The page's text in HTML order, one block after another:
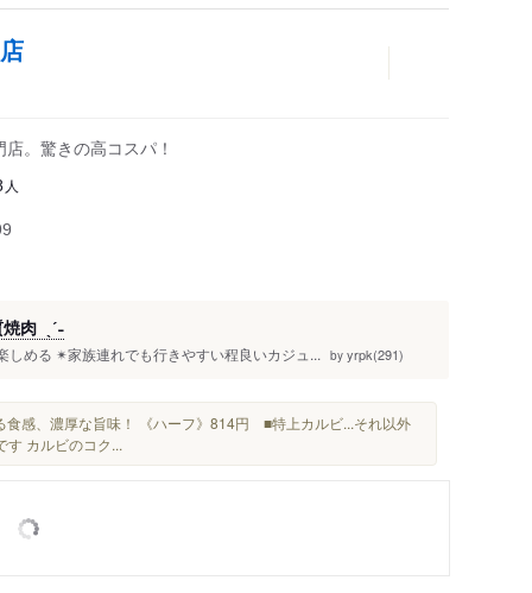
。驚きの高コスパ！
人
肉 ˎˊ˗
める ✴︎家族連れでも行きやすい程良いカジュ... by yrpk(291)
食感、濃厚な旨味！ 《ハーフ》814円 ■特上カルビ...それ以外
す カルビのコク...